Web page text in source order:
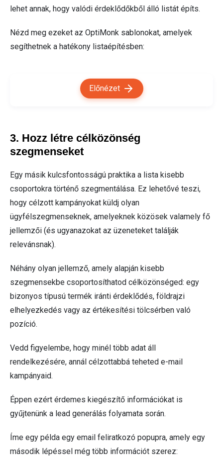
lehet annak, hogy valódi érdeklődőkből álló listát építs.
Nézd meg ezeket az OptiMonk sablonokat, amelyek
segíthetnek a hatékony listaépítésben:
Előnézet
3. Hozz létre célközönség
szegmenseket
Egy másik kulcsfontosságú praktika a lista kisebb
csoportokra történő szegmentálása. Ez lehetővé teszi,
hogy célzott kampányokat küldj olyan
ügyfélszegmenseknek, amelyeknek közösek valamely fő
jellemzői (és ugyanazokat az üzeneteket találják
relevánsnak).
Néhány olyan jellemző, amely alapján kisebb
szegmensekbe csoportosíthatod célközönséged: egy
bizonyos típusú termék iránti érdeklődés, földrajzi
elhelyezkedés vagy az értékesítési tölcsérben való
pozíció.
Vedd figyelembe, hogy minél több adat áll
rendelkezésére, annál célzottabbá teheted e-mail
kampányaid.
Éppen ezért érdemes kiegészítő információkat is
gyűjtenünk a lead generálás folyamata során.
Íme egy példa egy email feliratkozó popupra, amely egy
második lépéssel még több információt szerez: